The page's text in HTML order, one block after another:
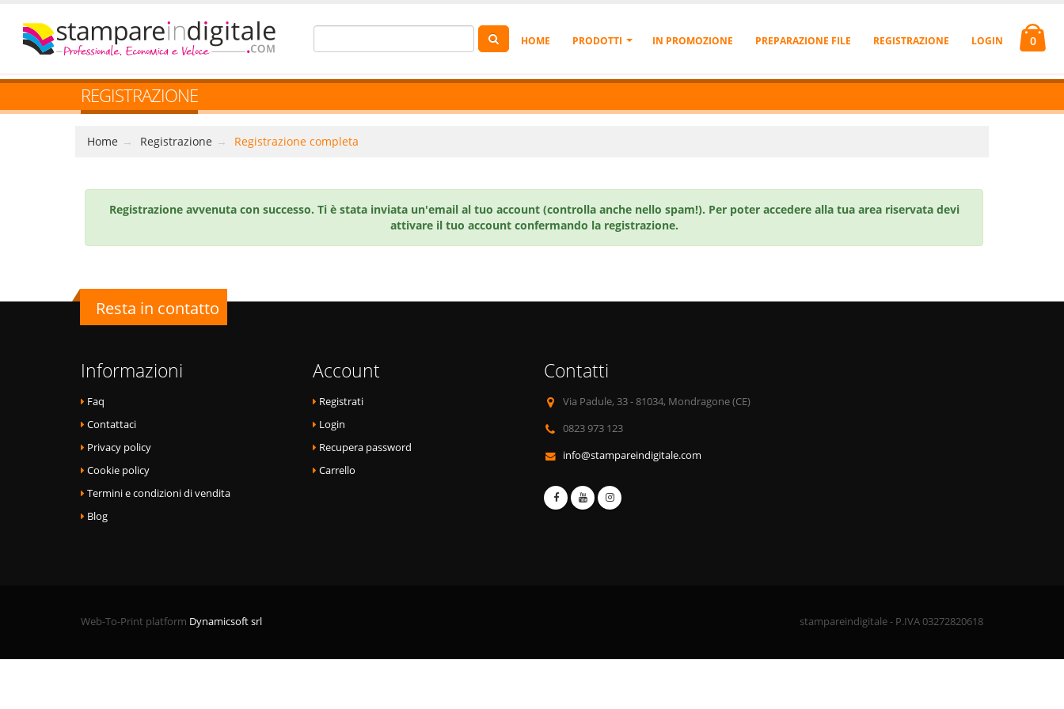
0
HOME PRODOTTI IN PROMOZIONE PREPARAZIONE FILE REGISTRAZIONE LOGIN
REGISTRAZIONE
Home Registrazione Registrazione completa
Registrazione avvenuta con successo. Ti è stata inviata un'email al tuo account (controlla anche nello spam!). Per poter accedere alla tua area riservata devi
attivare il tuo account confermando la registrazione.
Resta in contatto
Informazioni
Faq
Contattaci
Privacy policy
Cookie policy
Termini e condizioni di vendita
Blog
Account
Registrati
Login
Recupera password
Carrello
Contatti
Via Padule, 33 - 81034, Mondragone (CE)
0823 973 123
info@stampareindigitale.com
Web-To-Print platform Dynamicsoft srl stampareindigitale - P.IVA 03272820618